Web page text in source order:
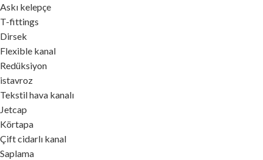
Askı kelepçe
T-fittings
Dirsek
Flexible kanal
Redüksiyon
istavroz
Tekstil hava kanalı
Jetcap
Körtapa
Çift cidarlı kanal
Saplama